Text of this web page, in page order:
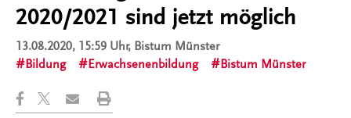
2020/2021 sind jetzt möglich
13.08.2020, 15:59 Uhr, Bistum Münster
Bildung
Erwachsenenbildung Bistum Münster